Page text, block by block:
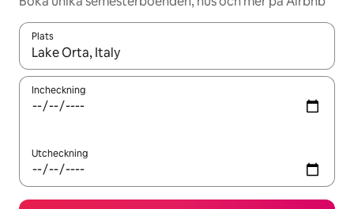
Plats
När resultaten är tillgängliga kan du navigera med upp- och
Incheckning
Utcheckning